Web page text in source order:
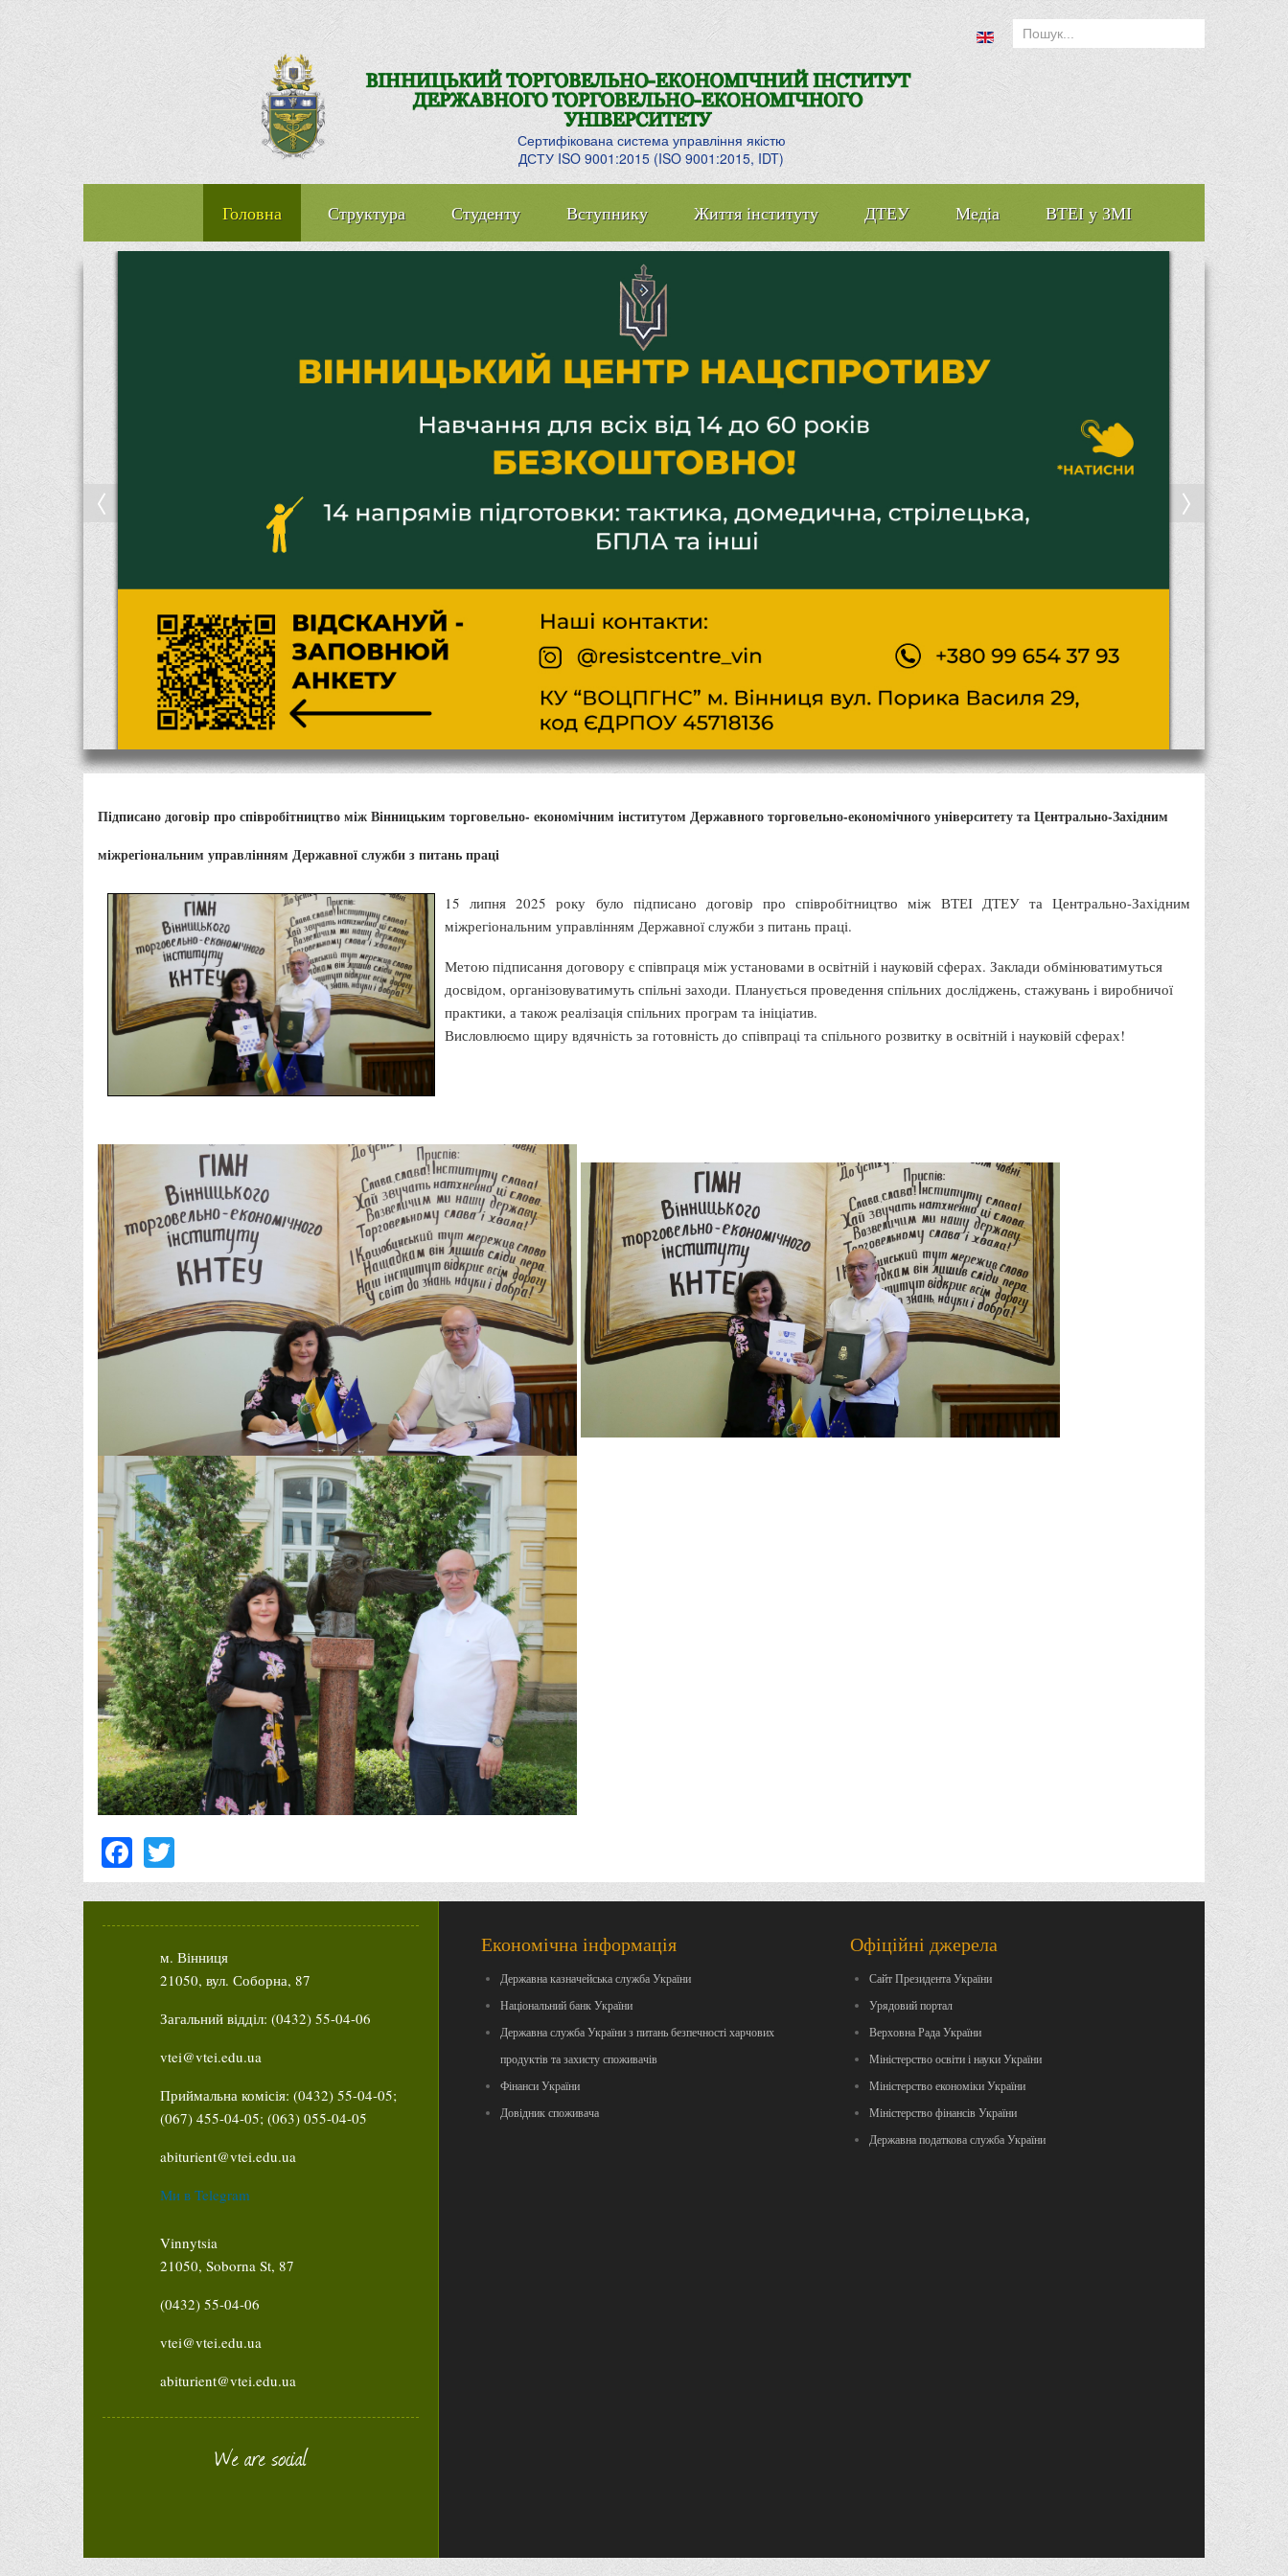
Сертифікована система управління якістю
ДСТУ ISO 9001:2015 (ISO 9001:2015, IDT)
Головна Структура Студенту Вступнику Життя інституту ДТЕУ Медіа ВТЕІ у ЗМІ
Підписано договір про співробітництво між Вінницьким торговельно- економічним інститутом Державного торговельно-економічного університету та Центрально-Західним
міжрегіональним управлінням Державної служби з питань праці
15 липня 2025 року було підписано договір про співробітництво між ВТЕІ ДТЕУ та Центрально-Західним
міжрегіональним управлінням Державної служби з питань праці.
Метою підписання договору є співпраця між установами в освітній і науковій сферах. Заклади обмінюватимуться
досвідом, організовуватимуть спільні заходи. Планується проведення спільних досліджень, стажувань і виробничої
практики, а також реалізація спільних програм та ініціатив.
Висловлюємо щиру вдячність за готовність до співпраці та спільного розвитку в освітній і науковій сферах!
Facebook
м. Вінниця
21050, вул. Соборна, 87
Загальний відділ: (0432) 55-04-06
vtei@vtei.edu.ua
Приймальна комісія: (0432) 55-04-05;
(067) 455-04-05; (063) 055-04-05
abiturient@vtei.edu.ua
Ми в Telegram
Vinnytsia
21050, Soborna St, 87
(0432) 55-04-06
vtei@vtei.edu.ua
abiturient@vtei.edu.ua
We are social
Економічна інформація
Державна казначейська служба України
Національний банк України
Державна служба України з питань безпечності харчових
продуктів та захисту споживачів
Фінанси України
Довідник споживача
Офіційні джерела
Сайт Президента України
Урядовий портал
Верховна Рада України
Міністерство освіти і науки України
Міністерство економіки України
Міністерство фінансів України
Державна податкова служба України